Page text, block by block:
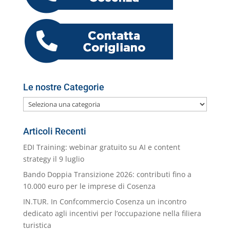
o
k
p er
M
ai
l
di
Le nostre Categorie
Le
nostre
Categorie
Articoli Recenti
EDI Training: webinar gratuito su AI e content
strategy il 9 luglio
Bando Doppia Transizione 2026: contributi fino a
10.000 euro per le imprese di Cosenza
IN.TUR. In Confcommercio Cosenza un incontro
dedicato agli incentivi per l’occupazione nella filiera
turistica